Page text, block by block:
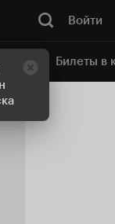
Войти
Билеты в